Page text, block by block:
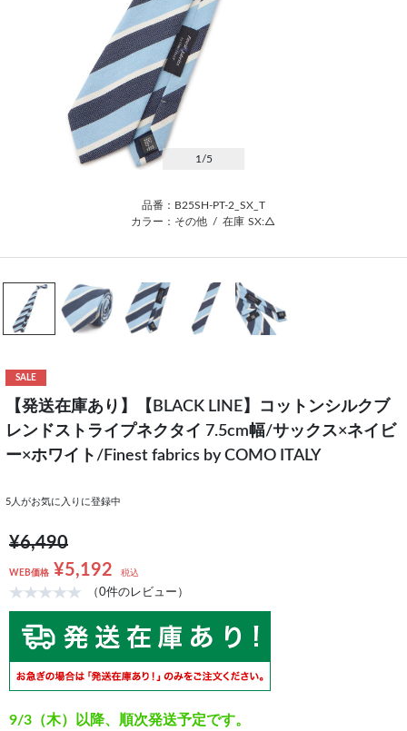
1 /5
品番：B25SH-PT-2_SX_T
カラー：その他
/ 在庫 SX:△
SALE
【発送在庫あり】【BLACK LINE】コットンシルクブ
レンドストライプネクタイ 7.5cm幅/サックス×ネイビ
ー×ホワイト/Finest fabrics by COMO ITALY
5 人がお気に入りに登録中
¥6,490
WEB価格 ¥5,192 税込
（0件のレビュー）
9/3（木）以降、順次発送予定です。